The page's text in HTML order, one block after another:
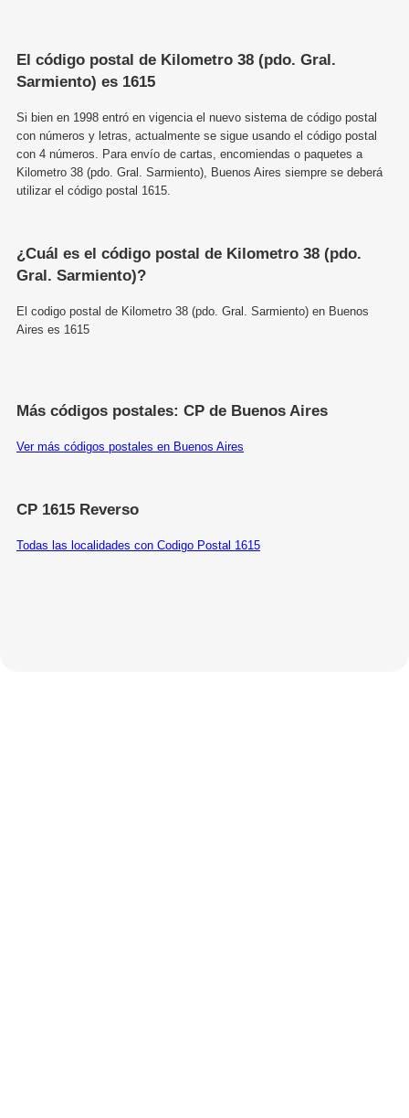
El código postal de Kilometro 38 (pdo. Gral.
Sarmiento) es 1615
Si bien en 1998 entró en vigencia el nuevo sistema de código postal
con números y letras, actualmente se sigue usando el código postal
con 4 números. Para envío de cartas, encomiendas o paquetes a
Kilometro 38 (pdo. Gral. Sarmiento), Buenos Aires siempre se deberá
utilizar el código postal 1615.
¿Cuál es el código postal de Kilometro 38 (pdo.
Gral. Sarmiento)?
El codigo postal de Kilometro 38 (pdo. Gral. Sarmiento) en Buenos
Aires es 1615
Más códigos postales: CP de Buenos Aires
Ver más códigos postales en Buenos Aires
CP 1615 Reverso
Todas las localidades con Codigo Postal 1615